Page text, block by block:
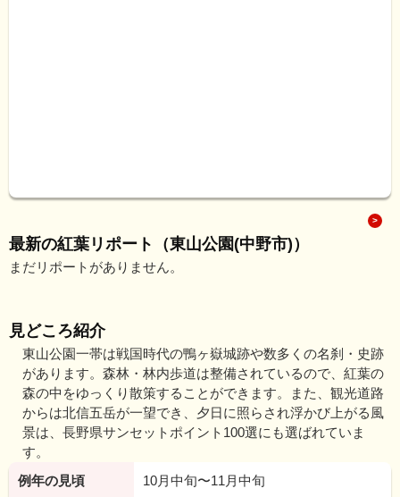
最新の紅葉リポート（東山公園(中野市)）
まだリポートがありません。
見どころ紹介
東山公園一帯は戦国時代の鴨ヶ嶽城跡や数多くの名刹・史跡
があります。森林・林内歩道は整備されているので、紅葉の
森の中をゆっくり散策することができます。また、観光道路
からは北信五岳が一望でき、夕日に照らされ浮かび上がる風
景は、長野県サンセットポイント100選にも選ばれていま
す。
例年の見頃
10月中旬〜11月中旬